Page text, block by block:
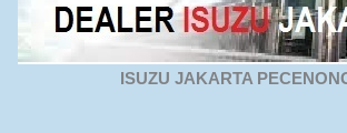
ISUZU JAKARTA